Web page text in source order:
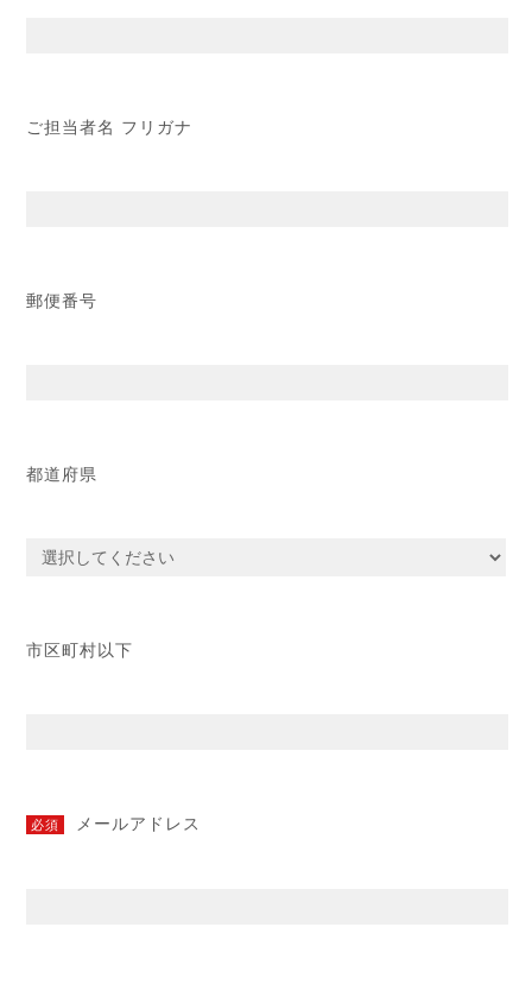
ご担当者名 フリガナ
郵便番号
都道府県
市区町村以下
必須 メールアドレス